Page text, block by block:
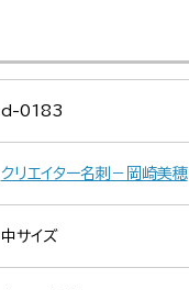
d-0183
クリエイター名刺－岡崎美穂
中サイズ